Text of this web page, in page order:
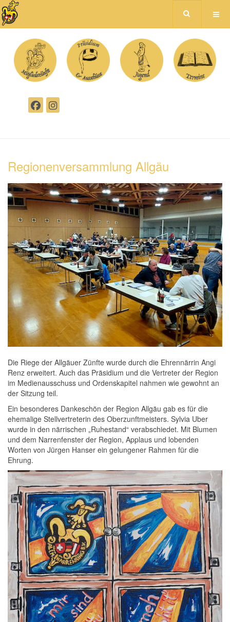
Regionenversammlung Allgäu
Die Riege der Allgäuer Zünfte wurde durch die Ehrennärrin Angi
Renz erweitert. Auch das Präsidium und die Vertreter der Region
im Medienausschuss und Ordenskapitel nahmen wie gewohnt an
der Sitzung teil.
Ein besonderes Dankeschön der Region Allgäu gab es für die
ehemalige Stellvertreterin des Oberzunftmeisters. Sylvia Uber
wurde in den närrischen „Ruhestand“ verabschiedet. Mit Blumen
und dem Narrenfenster der Region, Applaus und lobenden
Worten von Jürgen Hanser ein gelungener Rahmen für die
Ehrung.